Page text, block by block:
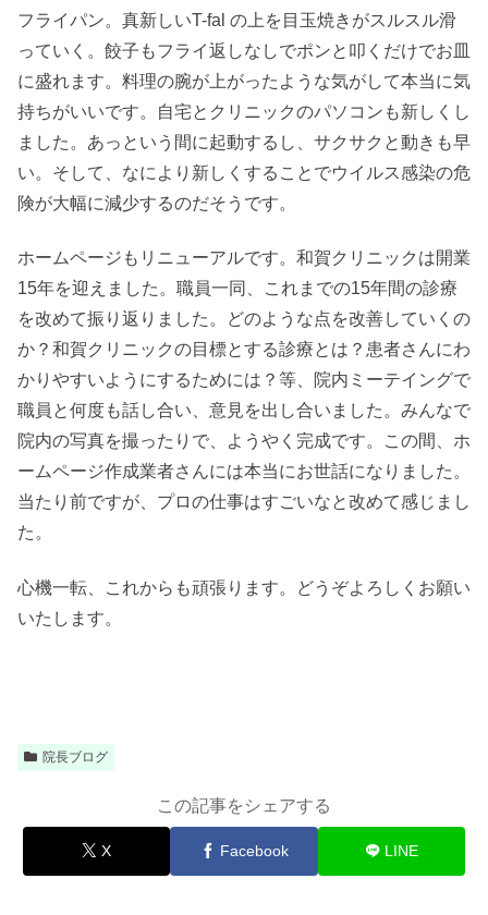
フライパン。真新しいT-fal の上を目玉焼きがスルスル滑
っていく。餃子もフライ返しなしでポンと叩くだけでお皿
に盛れます。料理の腕が上がったような気がして本当に気
持ちがいいです。自宅とクリニックのパソコンも新しくし
ました。あっという間に起動するし、サクサクと動きも早
い。そして、なにより新しくすることでウイルス感染の危
険が大幅に減少するのだそうです。
ホームページもリニューアルです。和賀クリニックは開業
15年を迎えました。職員一同、これまでの15年間の診療
を改めて振り返りました。どのような点を改善していくの
か？和賀クリニックの目標とする診療とは？患者さんにわ
かりやすいようにするためには？等、院内ミーテイングで
職員と何度も話し合い、意見を出し合いました。みんなで
院内の写真を撮ったりで、ようやく完成です。この間、ホ
ームページ作成業者さんには本当にお世話になりました。
当たり前ですが、プロの仕事はすごいなと改めて感じまし
た。
心機一転、これからも頑張ります。どうぞよろしくお願い
いたします。
院長ブログ
この記事をシェアする
X Facebook LINE